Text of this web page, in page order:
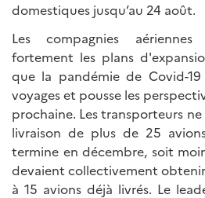
domestiques jusqu’au 24 août.
Les compagnies aériennes
fortement les plans
que la pandémie de Covid-
voyages et pousse les
prochaine. Les transporteurs
livraison de plus de 25
termine en décembre, soit
devaient collectivement
à 15 avions déjà livrés. Le